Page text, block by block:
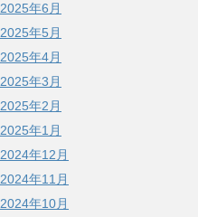
2025年6月
2025年5月
2025年4月
2025年3月
2025年2月
2025年1月
2024年12月
2024年11月
2024年10月